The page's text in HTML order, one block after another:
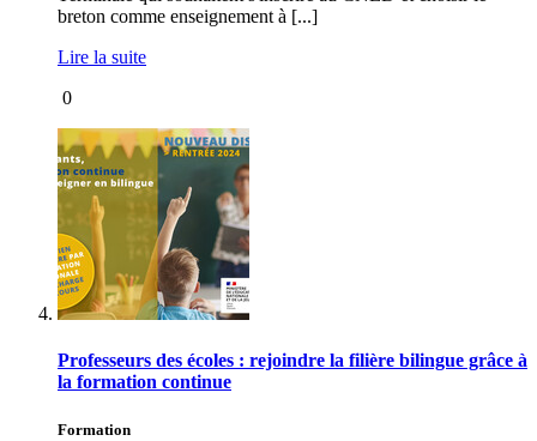
breton comme enseignement à [...]
Lire la suite
0
Professeurs des écoles : rejoindre la filière bilingue grâce à
la formation continue
Formation